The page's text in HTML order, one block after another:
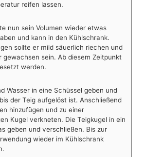
reifen lassen.
nun sein Volumen wieder etwas
und kann in den Kühlschrank.
sollte er mild säuerlich riechen und
gewachsen sein. Ab diesem Zeitpunkt
werden.
Wasser in eine Schüssel geben und
der Teig aufgelöst ist. Anschließend
hinzufügen und zu einer
Kugel verkneten. Die Teigkugel in ein
geben und verschließen. Bis zur
wieder im Kühlschrank